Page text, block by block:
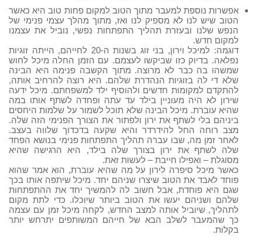
אפשרות נוספת למעבר מתוך הטוב למקום פחות טוב היא כאשר
הטוב שיש לנו לא מספיק לנו ואז, מתוך מהלך עצמי פנימי של
הנפש שלנו ובעזרת תהליך התפתחות נפשי, נוביל את עצמנו
למקום חדש.
דוגמה: למיכל וירון, בני זוג בשנות ה-20 לחייהם, הייתה זוגיות
נפלאה. בדיוק כזו שביקשו לעצמם. עם הזמן החלה מיכל לחוש
שמשהו בה כבר לא מרוצה. מתוך הקשבה פנימה היא הבינה
שלא די לה בזוגיות הנהדרת שלהם. היא רוצה להרחיב אותה,
להתקדם למקומות חדשים ולהוסיף ילד למשפחתם. מיכל ידעה
שירון לא היה מעוניין בילד עד עתה ופחדה לשתף אותו במה
שהיא עוברת. מיכל הבינה שלא תוכל לשמור על שלמות היחסים
ביניהם בלי לשתף את ירון ולפתור את הצורך הפנימי הזה שלה.
מצב רוחה החל להידרדר והיא שקעה בדכדוך שלווה בעצב.
לאחר זמן מה, שבו עברה תהליך התפתחות פנימי בנושא הפחד
שלה לשתף את ירון בצורך שלה בילד, היא הרגישה שהיא
מסוגלת – ואפילו חייבת – לעשות זאת.
כאשר מיכל סיפרה לירון על מה שהיא עוברת, הוא אמר שהוא
פוחד לאבד את הטוב שיצרו שניהם יחד. מיכל שיתפה אותו בכך
שגם היא פוחדת, אבל חשוב לה להמשיך יחד את ההתפתחות
שלהם ושניהם יעשו את הטוב ביותר שיוכלו. כדי לתת מקום
לתהליך, שיוביל אותה למצב החדש, לקחה מיכל זמן עם עצמה
כך שהמעבר לשלב הבא של חייהם המשותפים יתרחש יותר
בקלות.